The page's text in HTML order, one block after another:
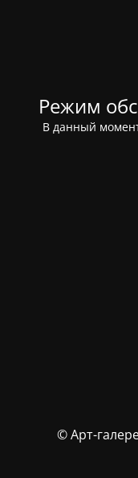
Режим
В данный
© Арт-